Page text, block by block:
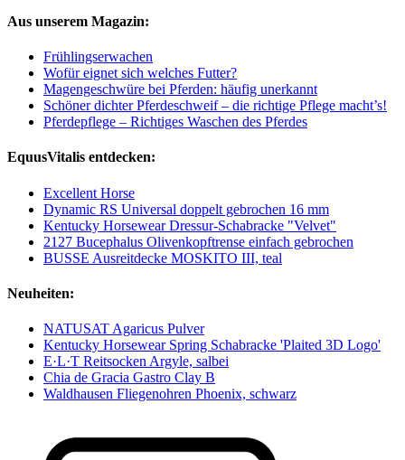
Aus unserem Magazin:
Frühlingserwachen
Wofür eignet sich welches Futter?
Magengeschwüre bei Pferden: häufig unerkannt
Schöner dichter Pferdeschweif – die richtige Pflege macht’s!
Pferdepflege – Richtiges Waschen des Pferdes
EquusVitalis entdecken:
Excellent Horse
Dynamic RS Universal doppelt gebrochen 16 mm
Kentucky Horsewear Dressur-Schabracke "Velvet"
2127 Bucephalus Olivenkopftrense einfach gebrochen
BUSSE Ausreitdecke MOSKITO III, teal
Neuheiten:
NATUSAT Agaricus Pulver
Kentucky Horsewear Spring Schabracke 'Plaited 3D Logo'
E·L·T Reitsocken Argyle, salbei
Chia de Gracia Gastro Clay B
Waldhausen Fliegenohren Phoenix, schwarz